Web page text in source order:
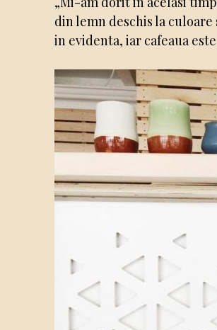
din lemn deschis la
in evidenta, iar cafeaua